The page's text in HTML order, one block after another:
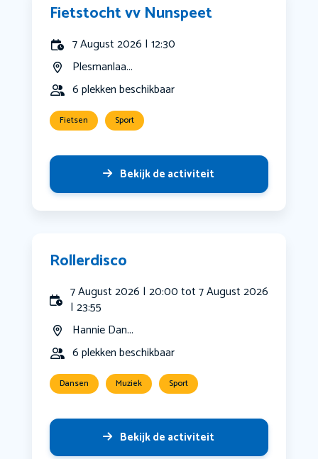
Fietstocht vv Nunspeet
7 August 2026 | 12:30
Plesmanlaa...
6 plekken beschikbaar
Fietsen Sport
Bekijk de activiteit
Rollerdisco
7 August 2026 | 20:00 tot 7 August 2026
| 23:55
Hannie Dan...
6 plekken beschikbaar
Dansen Muziek Sport
Bekijk de activiteit